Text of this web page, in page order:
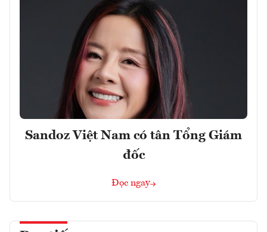
Sandoz Việt Nam có tân Tổng Giám
đốc
Đọc ngay